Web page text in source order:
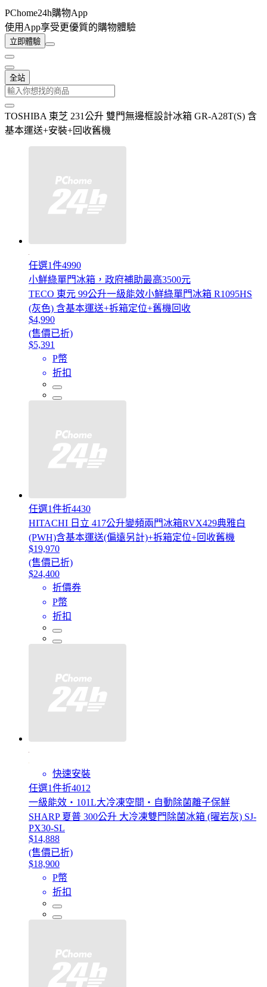
PChome24h購物App
使用App享受更優質的購物體驗
立即體驗
全站
TOSHIBA 東芝 231公升 雙門無邊框設計冰箱 GR-A28T(S) 含
基本運送+安裝+回收舊機
任選1件4990
小鮮綠單門冰箱，政府補助最高3500元
TECO 東元 99公升一級能效小鮮綠單門冰箱 R1095HS
(灰色) 含基本運送+拆箱定位+舊機回收
$4,990
(售價已折)
$5,391
P幣
折扣
任選1件折4430
HITACHI 日立 417公升變頻兩門冰箱RVX429典雅白
(PWH)含基本運送(偏遠另計)+拆箱定位+回收舊機
$19,970
(售價已折)
$24,400
折價券
P幣
折扣
快速安裝
任選1件折4012
一級能效・101L大冷凍空間・自動除菌離子保鮮
SHARP 夏普 300公升 大冷凍雙門除菌冰箱 (曜岩灰) SJ-
PX30-SL
$14,888
(售價已折)
$18,900
P幣
折扣